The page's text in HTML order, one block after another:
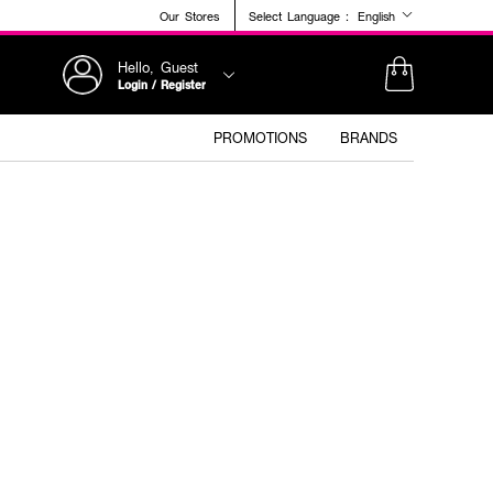
Our Stores Select Language : English
Hello, Guest
Login / Register
PROMOTIONS BRANDS